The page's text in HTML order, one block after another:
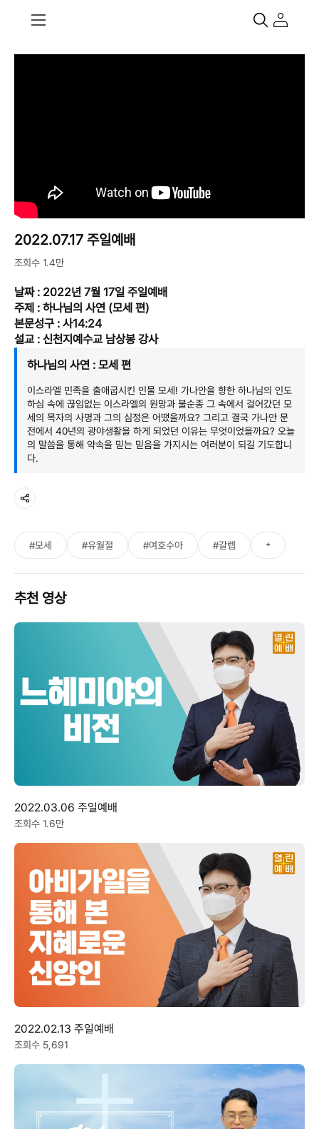
2022.07.17 주일예배
조회수 1.4만
날짜 : 2022년 7월 17일 주일예배
주제 : 하나님의 사연 (모세 편)
본문성구 : 사14:24
설교 : 신천지예수교 남상봉 강사
하나님의 사연 : 모세 편
이스라엘 민족을 출애굽시킨 인물 모세! 가나안을 향한 하나님의 인도
하심 속에 끊임없는 이스라엘의 원망과 불순종 그 속에서 걸어갔던 모
세의 목자의 사명과 그의 심정은 어땠을까요? 그리고 결국 가나안 문
전에서 40년의 광야생활을 하게 되었던 이유는 무엇이었을까요? 오늘
의 말씀을 통해 약속을 믿는 믿음을 가지시는 여러분이 되길 기도합니
다.
#모세 #유월절 #여호수아 #갈렙 +
추천 영상
2022.03.06 주일예배
조회수 1.6만
2022.02.13 주일예배
조회수 5,691